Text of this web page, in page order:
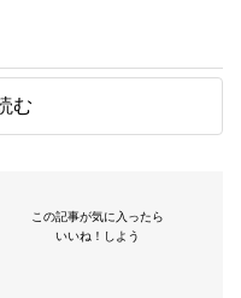
む
この記事が気に入ったら
いいね！しよう